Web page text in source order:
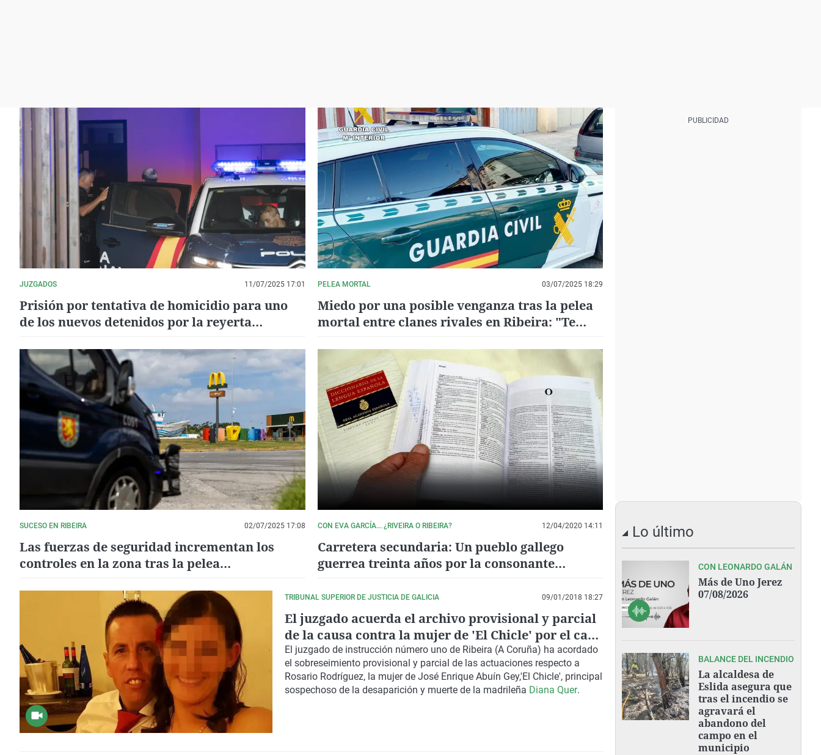
JUZGADOS 11/07/2025 17:01
Prisión por tentativa de homicidio para uno
de los nuevos detenidos por la reyerta
PELEA MORTAL 03/07/2025 18:29
Miedo por una posible venganza tras la pelea
mortal entre clanes rivales en Ribeira: "Te
SUCESO EN RIBEIRA 02/07/2025 17:08
Las fuerzas de seguridad incrementan los
controles en la zona tras la pelea
CON EVA GARCÍA... ¿RIVEIRA O RIBEIRA? 12/04/2020 14:11
Carretera secundaria: Un pueblo gallego
guerrea treinta años por la consonante
TRIBUNAL SUPERIOR DE JUSTICIA DE GALICIA 09/01/2018 18:27
El juzgado acuerda el archivo provisional y parcial
de la causa contra la mujer de 'El Chicle' por el caso
Diana Quer
El juzgado de instrucción número uno de Ribeira (A Coruña) ha acordado
el sobreseimiento provisional y parcial de las actuaciones respecto a
Rosario Rodríguez, la mujer de José Enrique Abuín Gey,'El Chicle', principal
sospechoso de la desaparición y muerte de la madrileña Diana Quer.
Lo último
CON LEONARDO GALÁN
Más de Uno Jerez
07/08/2026
BALANCE DEL INCENDIO
La alcaldesa de
Eslida asegura que
tras el incendio se
agravará el
abandono del
campo en el
municipio